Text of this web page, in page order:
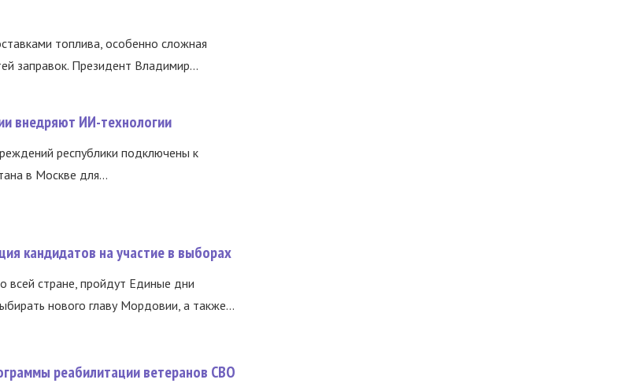
топлива, особенно сложная
заправок. Президент Владимир...
внедряют ИИ-технологии
республики подключены к
в Москве для...
кандидатов на участие в выборах
всей стране, пройдут Единые дни
нового главу Мордовии, а также...
реабилитации ветеранов СВО